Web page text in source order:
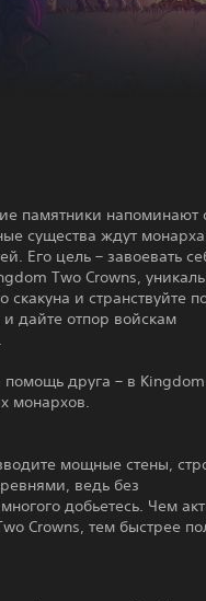
памятники напоминают
существа ждут
Его цель – завоевать
Two Crowns,
и странствуйте
дайте отпор войскам
помощь друга – в
монархов.
мощные стены,
ведь без
добьетесь. Чем
Crowns, тем быстрее